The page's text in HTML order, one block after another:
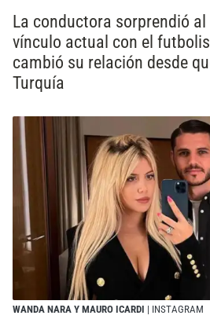
La conductora sorprendió
vínculo actual con el
cambió su relación desde
Turquía
WANDA NARA Y MAURO ICARDI | INSTAGRAM